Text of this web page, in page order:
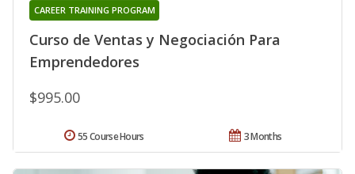
Curso de Ventas y Negociación Para
Emprendedores
CAREER TRAINING PROGRAM
$995.00
3 Months
55 Course Hours